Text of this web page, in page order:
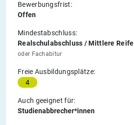
Bewerbungsfrist:
Offen
Mindestabschluss:
Realschulabschluss / Mittlere Reife
oder Fachabitur
Freie Ausbildungsplätze:
4
Auch geeignet für:
Studienabbrecher*innen